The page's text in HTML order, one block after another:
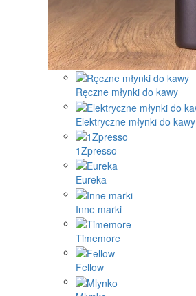
Ręczne młynki do kawy
Elektryczne młynki do kawy
1Zpresso
Eureka
Inne marki
Timemore
Fellow